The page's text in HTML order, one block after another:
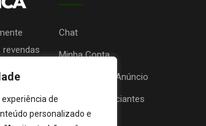
de
personalizado e
Chat
Minha Conta
Promova seu Anúncio
Lojas de anunciantes